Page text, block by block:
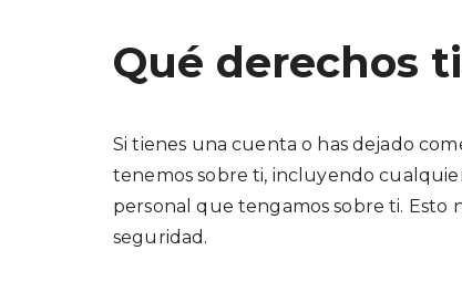
Qué derechos
Si tienes una cuenta o has dejado
tenemos sobre ti, incluyendo
personal que tengamos sobre ti. Esto
seguridad.